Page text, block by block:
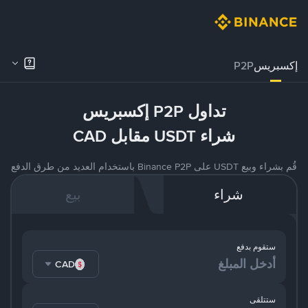
إكسبريسP2P
تداول P2P إكسبريس
شراء USDT مقابل CAD
قُم بشراء وبيع USDT على Binance P2P باستخدام العديد من طرق الدفع
شراء بيع
ستقوم بدفع
CAD
ستتلقى